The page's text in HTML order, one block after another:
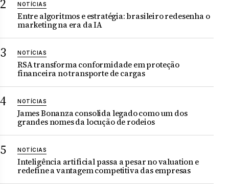
NOTÍCIAS
Entre algoritmos e estratégia: brasileiro redesenha o
marketing na era da IA
NOTÍCIAS
RSA transforma conformidade em proteção
financeira no transporte de cargas
NOTÍCIAS
James Bonanza consolida legado como um dos
grandes nomes da locução de rodeios
NOTÍCIAS
Inteligência artificial passa a pesar no valuation e
redefine a vantagem competitiva das empresas